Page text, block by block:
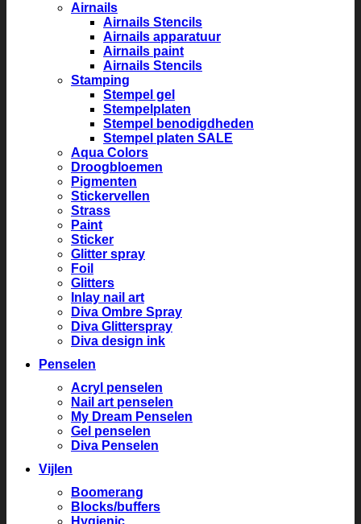
Airnails
Airnails Stencils
Airnails apparatuur
Airnails paint
Airnails Stencils
Stamping
Stempel gel
Stempelplaten
Stempel benodigdheden
Stempel platen SALE
Aqua Colors
Droogbloemen
Pigmenten
Stickervellen
Strass
Paint
Sticker
Glitter spray
Foil
Glitters
Inlay nail art
Diva Ombre Spray
Diva Glitterspray
Diva design ink
Penselen
Acryl penselen
Nail art penselen
My Dream Penselen
Gel penselen
Diva Penselen
Vijlen
Boomerang
Blocks/buffers
Hygienic